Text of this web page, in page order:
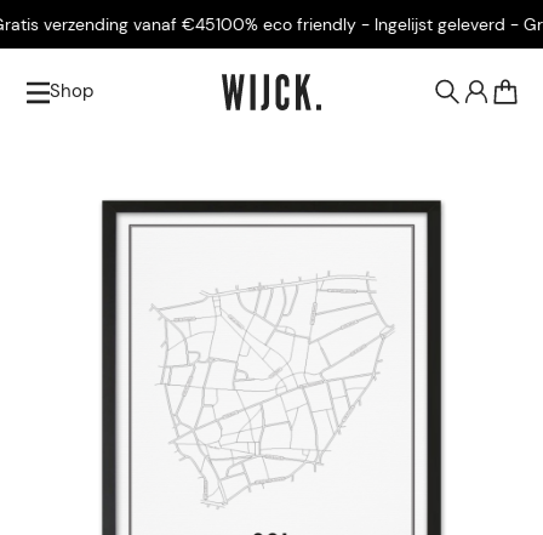
verzending vanaf €45100% eco friendly - Ingelijst geleverd -
Shop